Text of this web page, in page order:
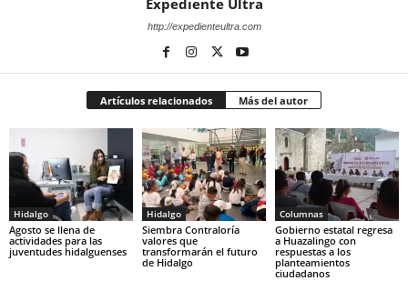
Expediente Ultra
http://expedienteultra.com
Artículos relacionados Más del autor
Hidalgo
Agosto se llena de
actividades para las
juventudes hidalguenses
Hidalgo
Siembra Contraloría
valores que
transformarán el futuro
de Hidalgo
Columnas
Gobierno estatal regresa
a Huazalingo con
respuestas a los
planteamientos
ciudadanos